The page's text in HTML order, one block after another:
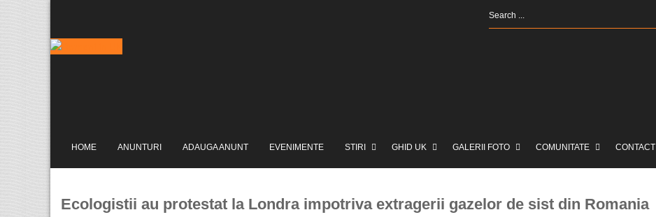
HOME ANUNTURI ADAUGA ANUNT EVENIMENTE STIRI GHID UK GALERII FOTO COMUNITATE CONTACT
Ecologistii au protestat la Londra impotriva extragerii gazelor de sist din Romania